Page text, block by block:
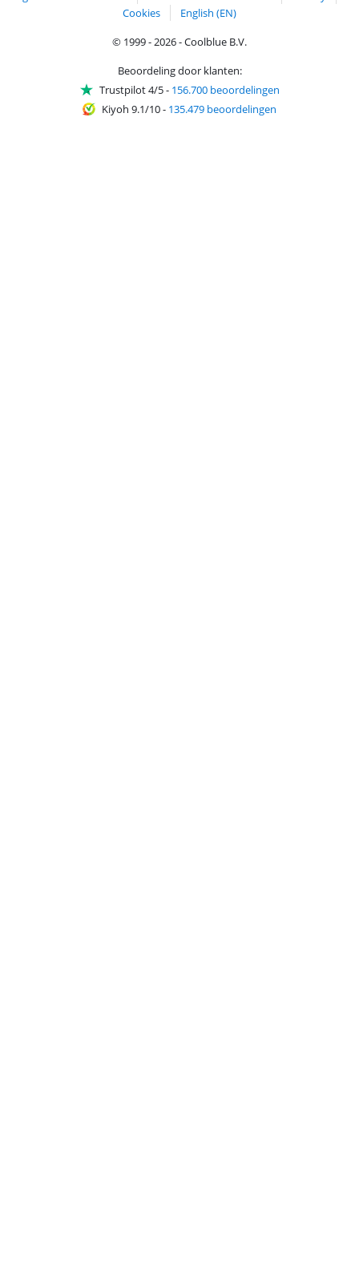
Cookies
English (EN)
© 1999 - 2026 - Coolblue B.V.
Beoordeling door klanten:
Trustpilot 4/5- 156.700 beoordelingen
Kiyoh 9.1/10- 135.479 beoordelingen